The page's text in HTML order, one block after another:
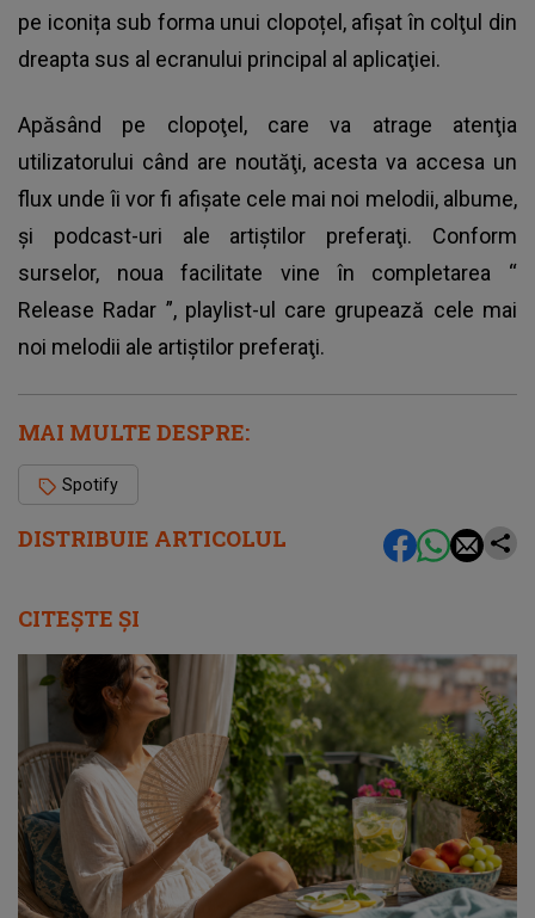
DISTRIBUIE ARTICOLUL
pe iconița sub forma unui clopoțel, afişat în colţul din
dreapta sus al ecranului principal al aplicaţiei.
Apăsând pe clopoţel, care va atrage atenţia
utilizatorului când are noutăţi, acesta va accesa un
flux unde îi vor fi afişate cele mai noi melodii, albume,
şi podcast-uri ale artiştilor preferaţi. Conform
surselor, noua facilitate vine în completarea “
Release Radar ”, playlist-ul care grupează cele mai
noi melodii ale artiştilor preferaţi.
MAI MULTE DESPRE:
Spotify
CITEȘTE ȘI